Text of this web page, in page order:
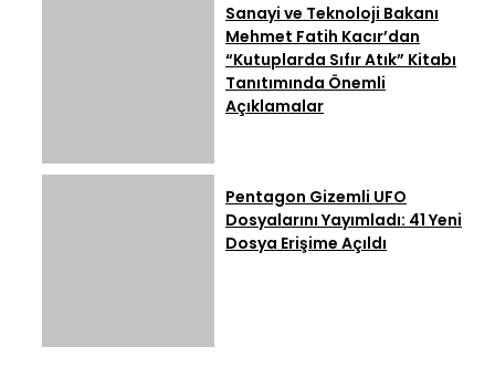
Sanayi ve Teknoloji Bakanı
Mehmet Fatih Kacır’dan
“Kutuplarda Sıfır Atık” Kitabı
Tanıtımında Önemli
Açıklamalar
Pentagon Gizemli UFO
Dosyalarını Yayımladı: 41 Yeni
Dosya Erişime Açıldı